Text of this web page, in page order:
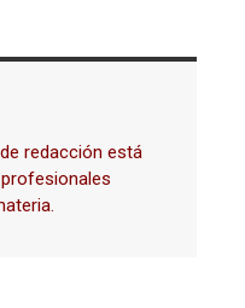
redacción está